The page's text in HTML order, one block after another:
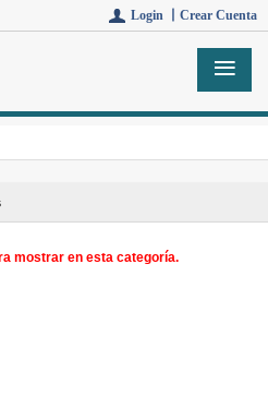
Login 丨 Crear Cuenta
mostrar en esta categoría.